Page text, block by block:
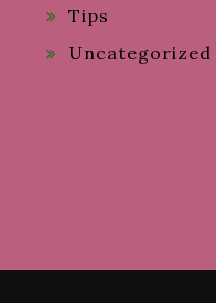
Tips
Uncategorized